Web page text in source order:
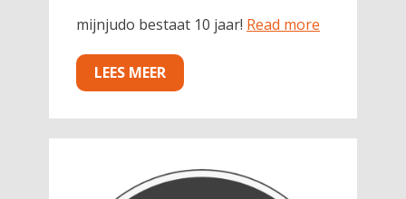
mijnjudo bestaat 10 jaar! Read more
LEES MEER